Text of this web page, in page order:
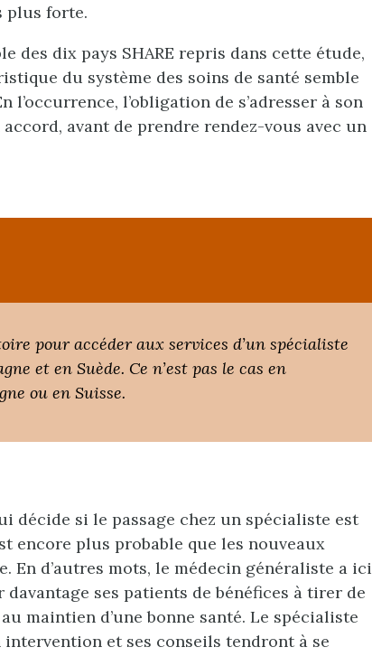
plus forte.
des dix pays SHARE repris dans cette étude,
du système des soins de santé semble
l’obligation de s’adresser à son
avant de prendre rendez-vous avec un
pour accéder aux services d’un spécialiste
et en Suède. Ce n’est pas le cas en
ou en Suisse.
décide si le passage chez un spécialiste est
encore plus probable que les nouveaux
d’autres mots, le médecin généraliste a ici
ses patients de bénéfices à tirer de
maintien d’une bonne santé. Le spécialiste
et ses conseils tendront à se